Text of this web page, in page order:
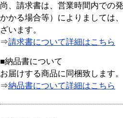
尚、請求書は、営業時間内での
かかる場合等）によりましては
ざいます。
⇒請求書について詳細はこちら
■納品書について
お届けする商品に同梱致します。
⇒納品書について詳細はこちら